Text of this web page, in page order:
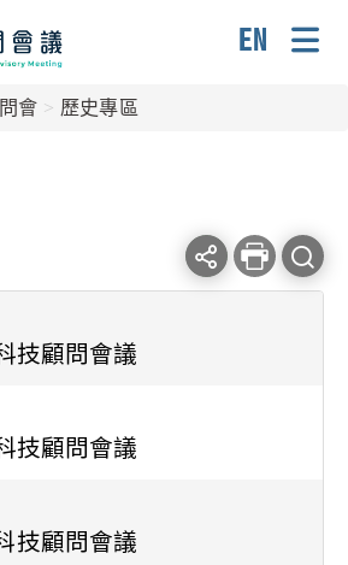
會 歷史專區
Facebook
分
line
分
列
印
查
技顧問會議
技顧問會議
技顧問會議